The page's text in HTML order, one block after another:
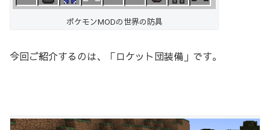
ポケモンMODの世界の防具
今回ご紹介するのは、「ロケット団装備」です。